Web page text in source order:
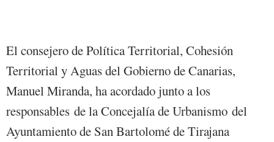
El consejero de Política Territorial, Cohesión
Territorial y Aguas del Gobierno de Canarias,
Manuel Miranda, ha acordado junto a los
responsables de la Concejalía de Urbanismo del
Ayuntamiento de San Bartolomé de Tirajana